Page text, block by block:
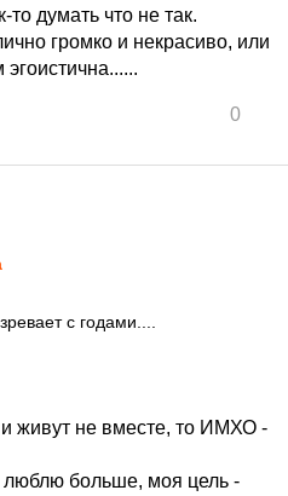
думать что не так.
громко и некрасиво, или
0
с годами....
живут не вместе, то ИМХО -
люблю больше, моя цель -